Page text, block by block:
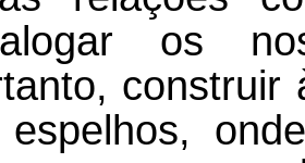
os
construir